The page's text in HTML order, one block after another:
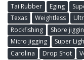
Tai Rubber
Eging
Texas
Weightless
Rockfishing
Shore
Micro jigging
Super
Carolina
Drop Shot